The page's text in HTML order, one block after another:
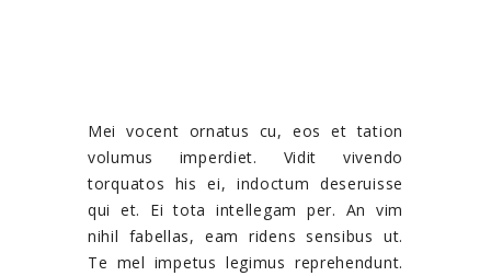
Mei vocent ornatus cu, eos et tation
volumus imperdiet. Vidit vivendo
torquatos his ei, indoctum deseruisse
qui et. Ei tota intellegam per. An vim
nihil fabellas, eam ridens sensibus ut.
Te mel impetus legimus reprehendunt.